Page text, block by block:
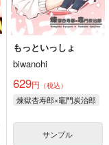
もっといっしょ
biwanohi
629円 （税込）
煉獄杏寿郎×竈門炭治郎
サンプル